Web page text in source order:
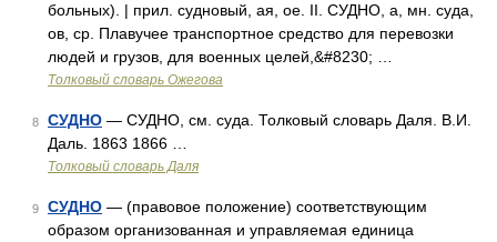
больных). | прил. судновый, ая, ое. II. СУДНО, а, мн. суда,
ов, ср. Плавучее транспортное средство для перевозки
людей и грузов, для военных целей,&#8230; …
Толковый словарь Ожегова
8 СУДНО — СУДНО, см. суда. Толковый словарь Даля. В.И.
Даль. 1863 1866 …
Толковый словарь Даля
9 СУДНО — (правовое положение) соответствующим
образом организованная и управляемая единица